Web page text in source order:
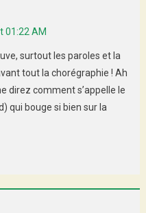
01:22 AM
surtout les paroles et la
tout la chorégraphie ! Ah
direz comment s’appelle le
qui bouge si bien sur la